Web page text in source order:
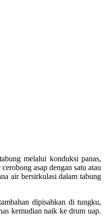
melalui konduksi panas,
asap dengan satu atau
air bersirkulasi dalam tabung
dipisahkan di tungku,
kemudian naik ke drum uap.